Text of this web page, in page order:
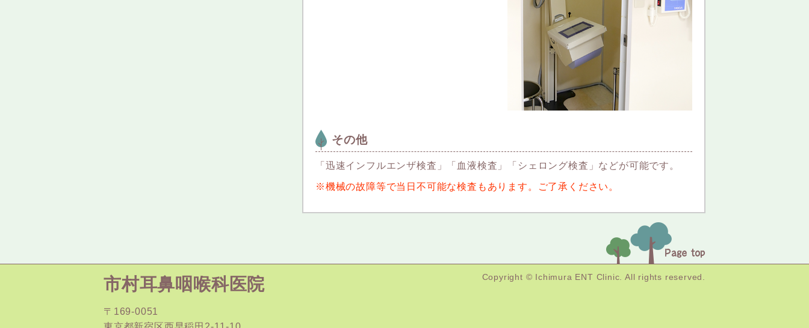
その他
「迅速インフルエンザ検査」「血液検査」「シェロング検査」などが可能です。
※機械の故障等で当日不可能な検査もあります。ご了承ください。
市村耳鼻咽喉科医院
〒169-0051
Copyright © Ichimura ENT Clinic. All rights reserved.